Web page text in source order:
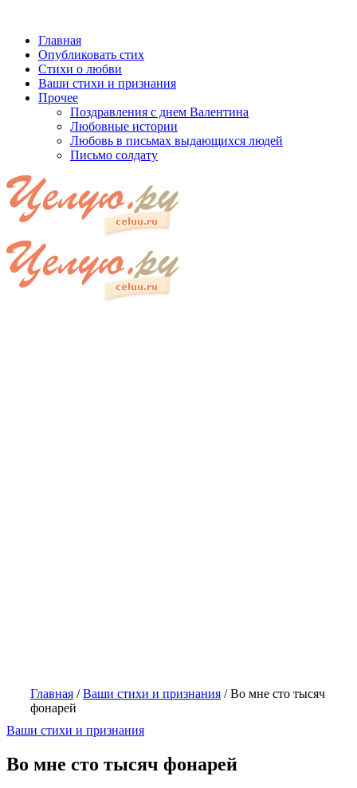
Главная
Опубликовать стих
Стихи о любви
Ваши стихи и признания
Прочее
Поздравления с днем Валентина
Любовные истории
Любовь в письмах выдающихся людей
Письмо солдату
Главная /Ваши стихи и признания /Во мне сто тысяч
фонарей
Ваши стихи и признания
Во мне сто тысяч фонарей